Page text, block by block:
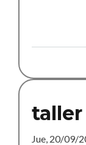
Jue, 20/09/